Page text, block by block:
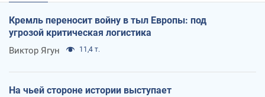
Кремль переносит войну в тыл Европы: под
угрозой критическая логистика
Виктор Ягун 11,4 т.
На чьей стороне истории выступает